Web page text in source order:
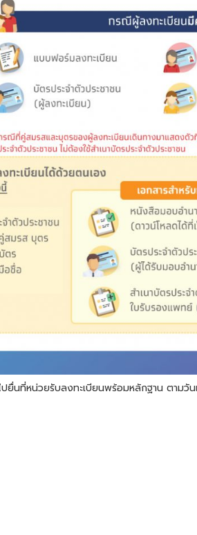
ที่หน่วยรับลงทะเบียนพร้อมหลักฐาน ตามวัน